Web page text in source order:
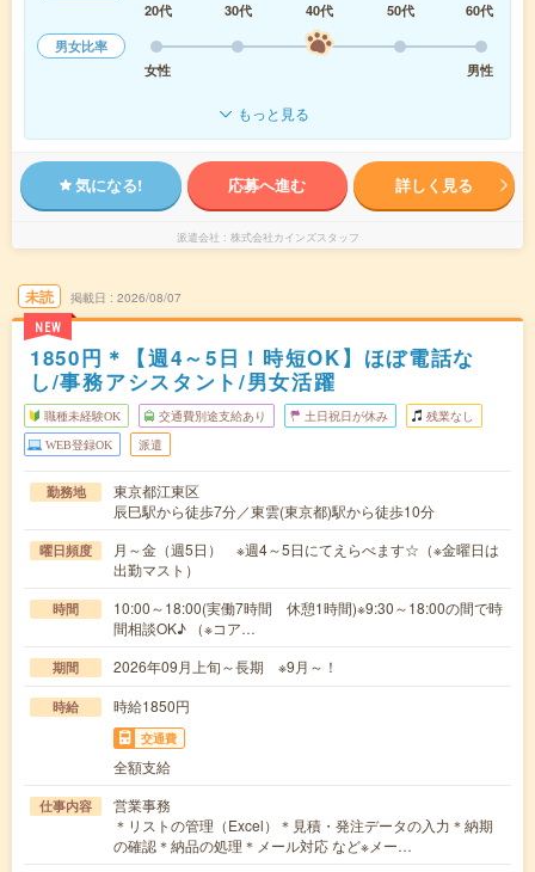
20代
30代 40代 50代
60代
男女比率
女性
男性
もっと見る
気になる! 応募へ進む 詳しく見る
派遣会社 株式会社カインズスタッフ
未読
NEW
掲載日 2026/08/07
1850円＊【週4～5日！時短OK】ほぼ電話な
し/事務アシスタント/男女活躍
職種未経験OK 交通費別途支給あり 土日祝日が休み 残業なし
WEB登録OK 派遣
勤務地
東京都江東区
辰巳駅から徒歩7分／東雲(東京都)駅から徒歩10分
曜日頻度
月～金（週5日） ※週4～5日にてえらべます☆（※金曜日は
出勤マスト）
時間
10:00～18:00(実働7時間 休憩1時間)※9:30～18:00の間で時
間相談OK♪ （※コア…
期間 2026年09月上旬～長期 ※9月～！
時給 時給1850円
交通費
全額支給
仕事内容
営業事務
＊リストの管理（Excel）＊見積・発注データの入力＊納期
の確認＊納品の処理＊メール対応 など※メー…